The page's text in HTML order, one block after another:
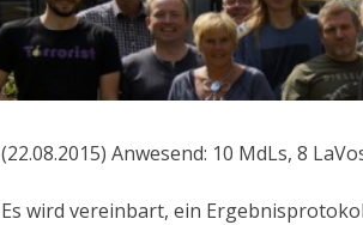
(22.08.2015) Anwesend: 10 MdLs, 8
Es wird vereinbart, ein